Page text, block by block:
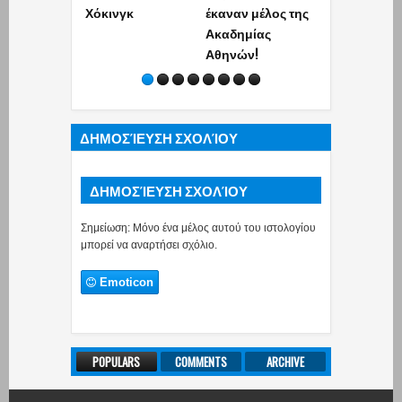
Χόκινγκ
έκαναν μέλος της
Ακαδημίας
Αθηνών!
ΔΗΜΟΣΊΕΥΣΗ ΣΧΟΛΊΟΥ
ΔΗΜΟΣΊΕΥΣΗ ΣΧΟΛΊΟΥ
Σημείωση: Μόνο ένα μέλος αυτού του ιστολογίου
μπορεί να αναρτήσει σχόλιο.
Emoticon
POPULARS COMMENTS ARCHIVE